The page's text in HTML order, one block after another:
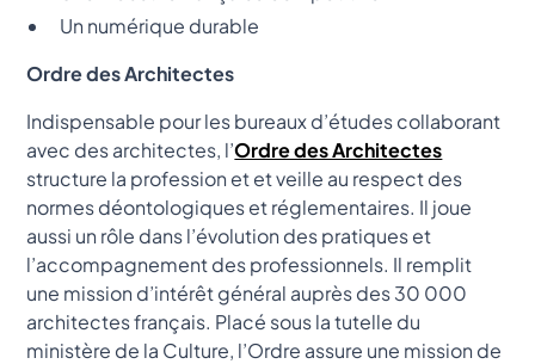
Un numérique durable
Ordre des Architectes
Indispensable pour les bureaux d’études collaborant
avec des architectes, l’Ordre des Architectes
structure la profession et et veille au respect des
normes déontologiques et réglementaires. Il joue
aussi un rôle dans l’évolution des pratiques et
l’accompagnement des professionnels. Il remplit
une mission d’intérêt général auprès des 30 000
architectes français. Placé sous la tutelle du
ministère de la Culture, l’Ordre assure une mission de